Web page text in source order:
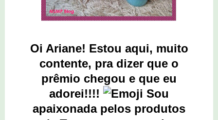
Oi Ariane! Estou aqui, muito
contente, pra dizer que o
prêmio chegou e que eu
adorei!!!!
Sou
apaixonada pelos produtos